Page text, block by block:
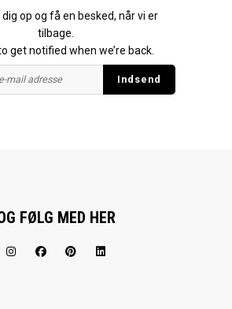
dig op og få en besked, når vi er
tilbage.
get notified when we’re back.
FØLG MED HER